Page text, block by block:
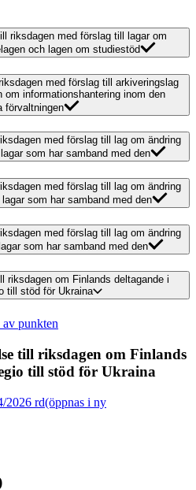
riksdagen med förslag till lagar om
och lagen om studiestöd
med förslag till arkiveringslag
om informationshantering inom den
förvaltningen
med förslag till lag om ändring
som har samband med den
med förslag till lag om ändring
som har samband med den
med förslag till lag om ändring
som har samband med den
riksdagen om Finlands deltagande i
till stöd för Ukraina
punkten
till riksdagen om Finlands
till stöd för Ukraina
2026 rd(öppnas i ny